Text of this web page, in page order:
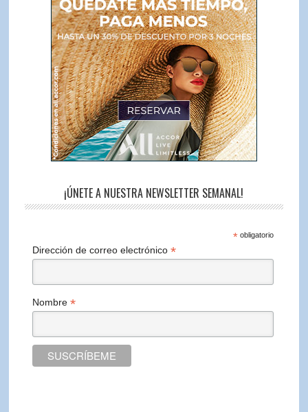
¡ÚNETE A NUESTRA NEWSLETTER SEMANAL!
*obligatorio
Dirección de correo electrónico*
Nombre*